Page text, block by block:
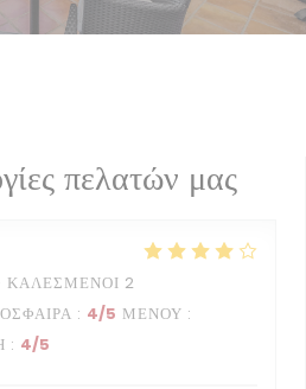
πελατών μας
ΚΑΛΕΣΜΈΝΟΙ 2
: 4/5 ΜΕΝΟΎ :
: 4/5